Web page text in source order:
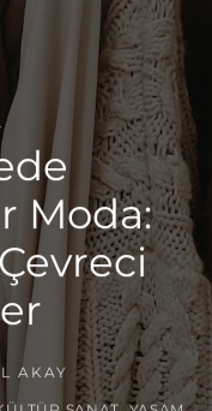
Moda:
AKAY